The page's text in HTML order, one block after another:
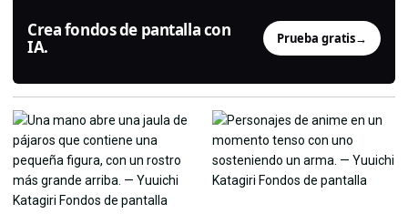
Crea fondos de pantalla con
IA.
Prueba gratis→